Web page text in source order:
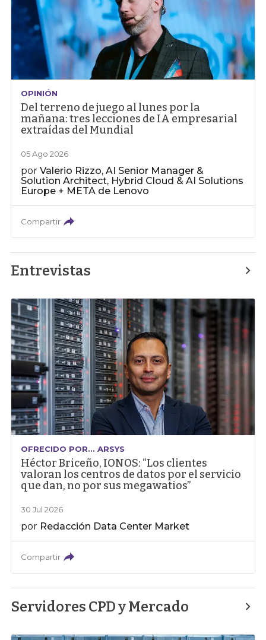
OPINIÓN
Del terreno de juego al lunes por la
mañana: tres lecciones de IA empresarial
extraídas del Mundial
05 Ago 2026
porValerio Rizzo, AI Senior Manager &
Solution Architect, Hybrid Cloud & AI Solutions
Europe + META de Lenovo
Compartir
Entrevistas
OFRECIDO POR... ARSYS
Héctor Briceño, IONOS: “Los clientes
valoran los centros de datos por el servicio
que dan, no por sus megawatios”
30 Jul 2026
por Redacción Data Center Market
Compartir
Servidores CPD y Mercado